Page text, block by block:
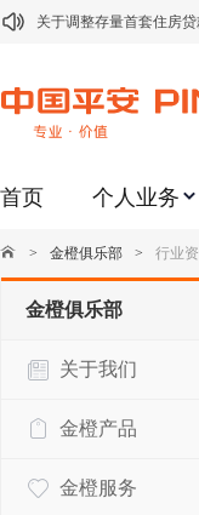
关于调整存量首套住房
关于修订《平安银行代
关于我行聚金宝交易软
关于2020年端午节期间
关于加强代理贵金属业
关于平安银行电子版信
首页 个人业务
> 金橙俱乐部 > 行业
金橙俱乐部
关于我们
金橙产品
金橙服务